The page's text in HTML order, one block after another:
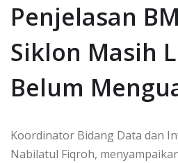
Penjelasan
Siklon Masih
Belum
Koordinator Bidang Data dan
Nabilatul Fiqroh,